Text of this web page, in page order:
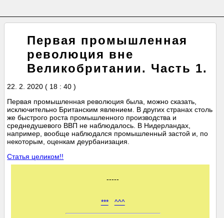
Первая промышленная
революция вне
Великобритании. Часть 1.
22. 2. 2020 ( 18 : 40 )
Первая промышленная революция была, можно сказать,
исключительно Британским явлением. В других странах столь
же быстрого роста промышленного производства и
среднедушевого ВВП не наблюдалось. В Нидерландах,
например, вообще наблюдался промышленный застой и, по
некоторым, оценкам деурбанизация.
Статья целиком!!
-----
*** ^^^